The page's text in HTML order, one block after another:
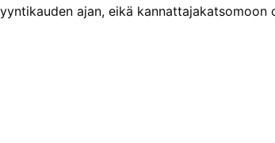
ajan, eikä kannattajakatsomoon